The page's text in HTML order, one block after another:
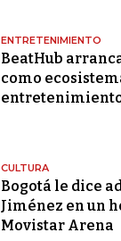
ENTRETENIMIENTO
BeatHub
como
CULTURA
Bogotá le dice
Jiménez en un
Movistar Arena